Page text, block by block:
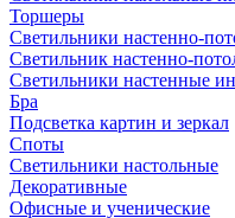
Торшеры
Светильники настенно-
Светильник настенно-
Светильники настенные
Бра
Подсветка картин и зеркал
Споты
Светильники настольные
Декоративные
Офисные и ученические